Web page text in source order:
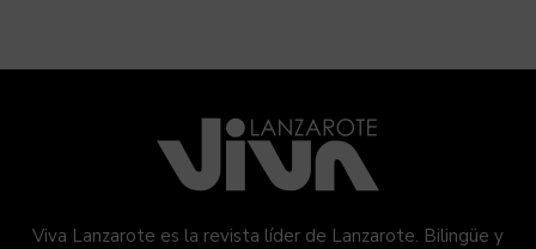
Viva Lanzarote es la revista líder de Lanzarote. Bilingüe y